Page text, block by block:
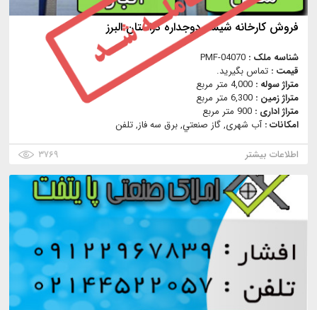
فروش کارخانه شیشه دوجداره دراستان البرز
شناسه ملک : PMF-04070
قیمت : تماس بگیرید.
متراژ سوله : 4,000 متر مربع
متراژ زمین : 6,300 متر مربع
متراژ اداری : 900 متر مربع
امکانات :آب شهری, گاز صنعتي, برق سه فاز, تلفن
اطلاعات بیشتر
۳۷۶۹